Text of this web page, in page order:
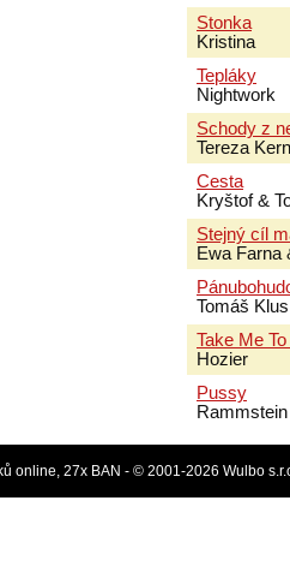
Stonka
Kristina
Tepláky
Nightwork
Schody z
Tereza
Cesta
Kryštof &
Stejný cíl
Ewa Farna
Tomáš Klus
Take Me
Hozier
Pussy
Rammstein
online, 27x BAN - © 2001-2026 Wulbo